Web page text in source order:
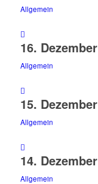
Allgemein
16. Dezember
Allgemein
15. Dezember
Allgemein
14. Dezember
Allgemein